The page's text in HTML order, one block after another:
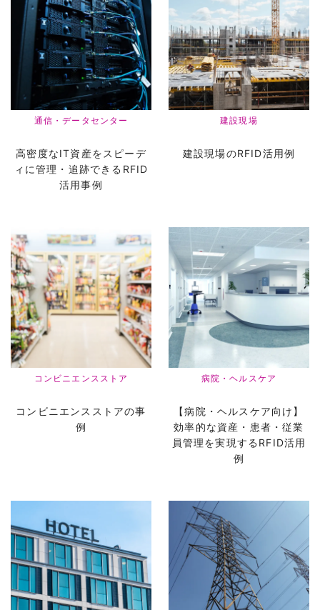
通信・データセンター
高密度なIT資産をスピーデ
ィに管理・追跡できるRFID
活用事例
建設現場
建設現場のRFID活用例
コンビニエンスストア
コンビニエンスストアの事
例
病院・ヘルスケア
【病院・ヘルスケア向け】
効率的な資産・患者・従業
員管理を実現するRFID活用
例